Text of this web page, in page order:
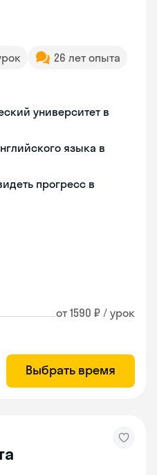
26 лет опыта
университет в
языка в
прогресс в
от 1590 ₽ / урок
Выбрать время